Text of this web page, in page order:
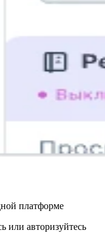
платформе
или авторизуйтесь